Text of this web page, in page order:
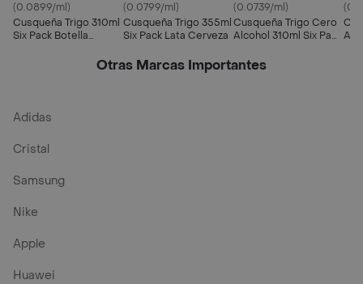
(0.0899/ml)
Cusqueña Trigo 310ml
Six Pack Botella
(0.0799/ml)
Cusqueña Trigo 355ml
Six Pack Lata Cerveza
(0.0739/ml)
Cusqueña Trigo Cero
Alcohol 310ml Six Pack
Otras Marcas Importantes
Adidas
Cristal
Samsung
Nike
Apple
Huawei